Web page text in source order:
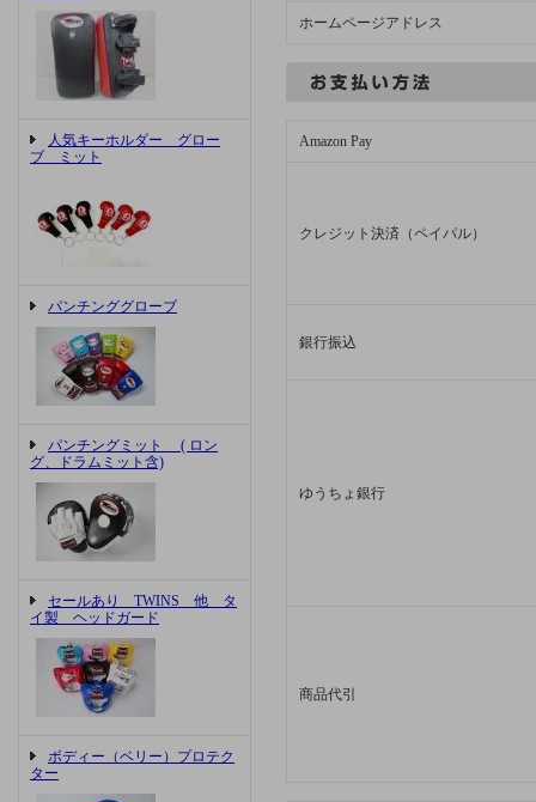
人気キーホルダー グロー
ブ ミット
パンチンググローブ
パンチングミット ( ロン
グ、ドラムミット含)
セールあり TWINS 他 タ
イ製 ヘッドガード
ボディー（ベリー）プロテク
ター
ホームページアドレス
Amazon Pay
クレジット決済（ペイパル）
銀行振込
ゆうちょ銀行
商品代引